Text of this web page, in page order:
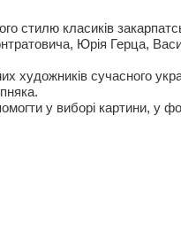
стилю класиків
Юрія Герца,
художників сучасного
у виборі картини, у